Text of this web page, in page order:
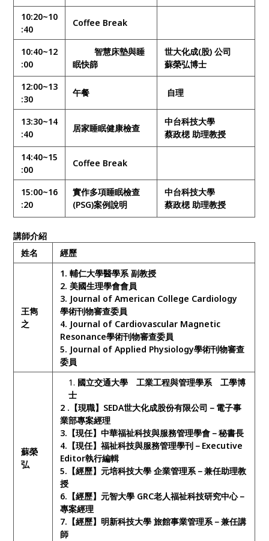
10:20~10
:40
Coffee Break
10:40~12
:00
智慧床墊與睡
眠快篩
世大化成(股) 公司
蘇榮弘博士
12:00~13
:30
午餐 自理
13:30~14
:40
居家睡眠健康檢查
中台科技大學
蔡政楒 助理教授
14:40~15
:00
Coffee Break
15:00~16
:20
實作多項睡眠檢查
(PSG)案例說明
中台科技大學
蔡政楒 助理教授
講師介紹
姓名
經歷
王雋
之
1.輔仁大學醫學系 副教授
2.美國生理學會會員
3. Journal of American College Cardiology
學術刊物審查委員
4. Journal of Cardiovascular Magnetic
Resonance學術刊物審查委員
5. Journal of Applied Physiology學術刊物審查
委員
蘇榮
弘
國立交通大學 工業工程與管理學系 工學博
士
2 . 【現職】SEDA世大化成股份有限公司－電子事
業部專案經理
3. 【現任】中華福祉科技與服務管理學會－秘書長
4. 【現任】福祉科技與服務管理學刊－Executive
Editor執行編輯
5. 【經歷】元培科技大學 企業管理系－兼任助理教
授
6. 【經歷】元智大學 GRC老人福祉科技研究中心－
專案經理
7. 【經歷】明新科技大學 旅館事業管理系－兼任講
師